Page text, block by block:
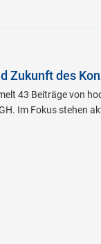
Zukunft des
43 Beiträge von
Im Fokus stehen